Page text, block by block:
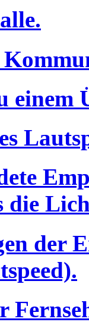
die
der